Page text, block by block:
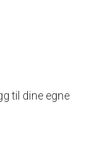
til dine egne